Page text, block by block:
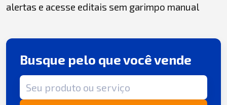
alertas e acesse editais sem garimpo manual
Busque pelo que você vende
Termo de busca